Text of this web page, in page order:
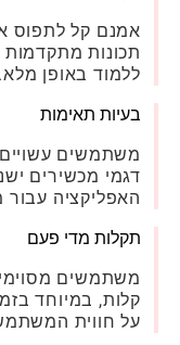
אמנם קל לתפוס
תכונות
ללמוד באופן מלא.
בעיות תאימות
משתמשים
דגמי מכשירים
האפליקציה
תקלות מדי פעם
משתמשים
קלות, במיוחד
על חווית